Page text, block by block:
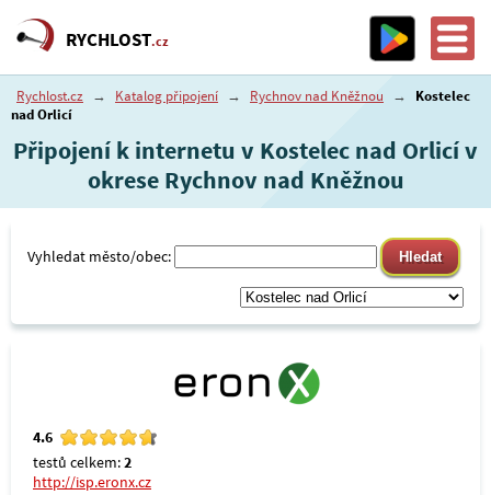
RYCHLOST.cz
Rychlost.cz → Katalog připojení → Rychnov nad Kněžnou →
Kostelec
nad Orlicí
Připojení k internetu v Kostelec nad Orlicí v
okrese Rychnov nad Kněžnou
Vyhledat město/obec:
4.6
testů celkem:2
http://isp.eronx.cz